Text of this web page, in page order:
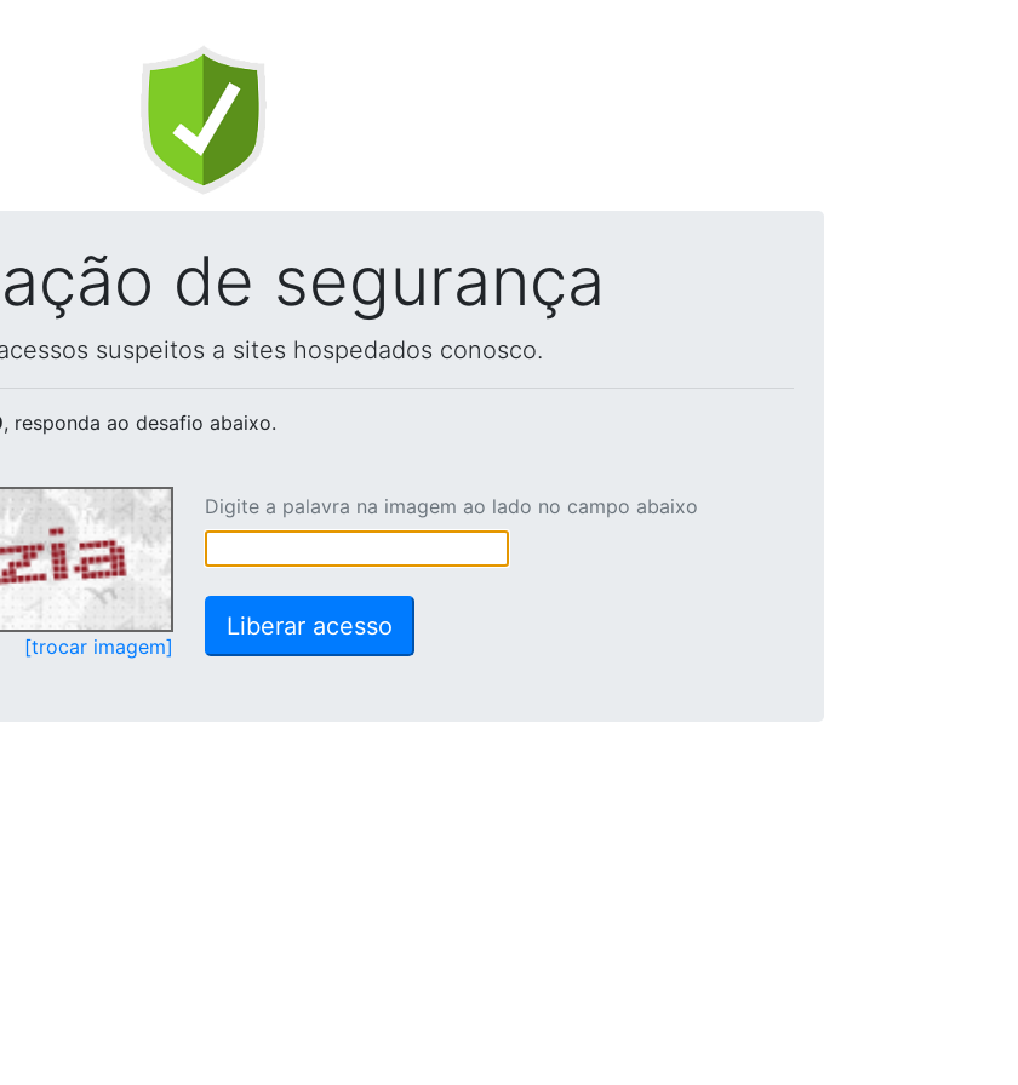
de segurança
suspeitos a sites hospedados conosco.
, responda ao desafio abaixo.
[trocar imagem]
Digite a palavra na imagem ao lado no campo abaixo